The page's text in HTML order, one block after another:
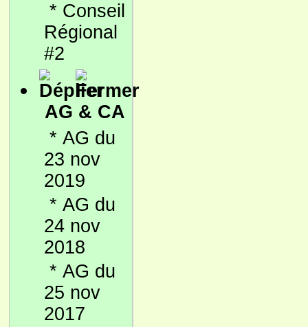
* Conseil
Régional
#2
AG & CA
* AG du
23 nov
2019
* AG du
24 nov
2018
* AG du
25 nov
2017